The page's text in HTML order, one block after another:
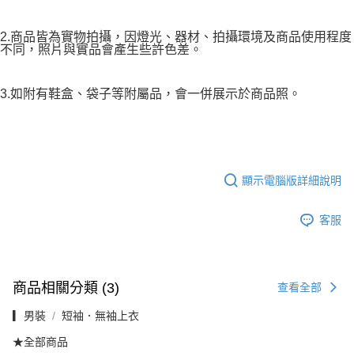
2.商品皆為實物拍攝，因燈光、器材、拍攝環境及商品使用程度
不同，照片與實品會產生些許色差。
3.如附有鞋盒、袋子等附屬品，會一併展示於商品照。
顯示電腦版詳細說明
客服
商品相關分類 (3) 查看全部
▎男裝 短袖．無袖上衣
★全部商品